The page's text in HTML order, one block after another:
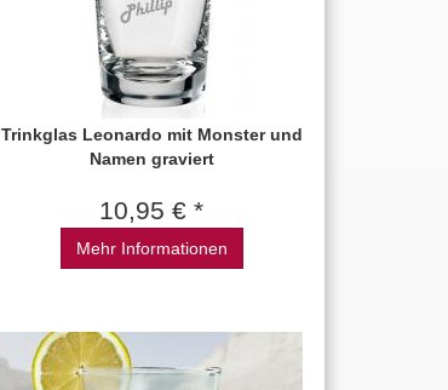
Trinkglas Leonardo mit Monster und
Namen graviert
10,95 € *
Mehr Informationen